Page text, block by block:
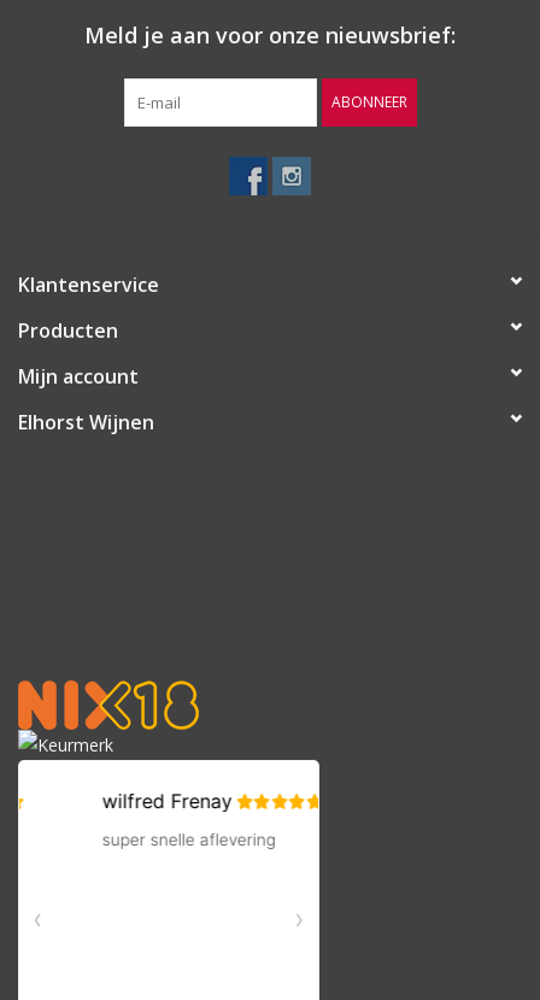
Meld je aan voor onze nieuwsbrief:
ABONNEER
Klantenservice
Producten
Mijn account
Elhorst Wijnen